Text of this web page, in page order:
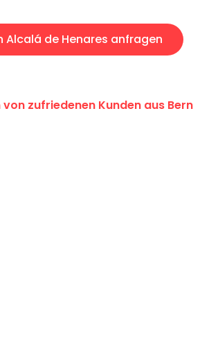
Alcalá de Henares anfragen
zufriedenen Kunden aus Bern